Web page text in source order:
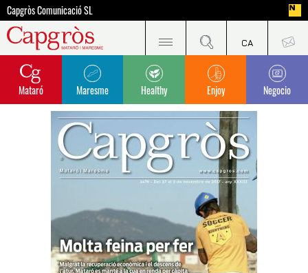
Capgròs Comunicació SL
Mataró Maresme Healthy Enjoy Negocio